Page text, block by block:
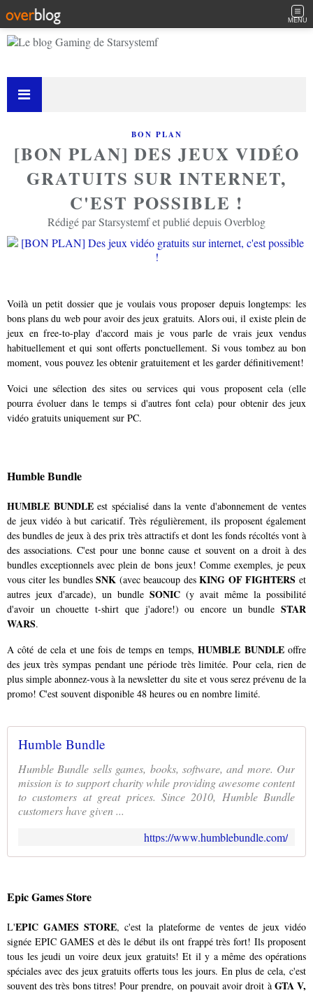
MENU
BON PLAN
[BON PLAN] DES JEUX VIDÉO
GRATUITS SUR INTERNET,
C'EST POSSIBLE !
Rédigé par Starsystemf et publié depuis Overblog
Voilà un petit dossier que je voulais vous proposer depuis longtemps: les
bons plans du web pour avoir des jeux gratuits. Alors oui, il existe plein de
jeux en free-to-play d'accord mais je vous parle de vrais jeux vendus
habituellement et qui sont offerts ponctuellement. Si vous tombez au bon
moment, vous pouvez les obtenir gratuitement et les garder définitivement!
Voici une sélection des sites ou services qui vous proposent cela (elle
pourra évoluer dans le temps si d'autres font cela) pour obtenir des jeux
vidéo gratuits uniquement sur PC.
Humble Bundle
HUMBLE BUNDLEest spécialisé dans la vente d'abonnement de ventes
de jeux vidéo à but caricatif. Très régulièrement, ils proposent également
des bundles de jeux à des prix très attractifs et dont les fonds récoltés vont à
des associations. C'est pour une bonne cause et souvent on a droit à des
bundles exceptionnels avec plein de bons jeux! Comme exemples, je peux
vous citer les bundlesSNK (avec beaucoup desKING OF FIGHTERS et
autres jeux d'arcade), un bundle SONIC (y avait même la possibilité
d'avoir un chouette t-shirt que j'adore!) ou encore un bundle STAR
WARS.
A côté de cela et une fois de temps en temps,HUMBLE BUNDLEoffre
des jeux très sympas pendant une période très limitée. Pour cela, rien de
plus simple abonnez-vous à la newsletter du site et vous serez prévenu de la
promo! C'est souvent disponible 48 heures ou en nombre limité.
Humble Bundle
Humble Bundle sells games, books, software, and more. Our
mission is to support charity while providing awesome content
to customers at great prices. Since 2010, Humble Bundle
customers have given ...
https://www.humblebundle.com/
Epic Games Store
L'EPIC GAMES STORE, c'est la plateforme de ventes de jeux vidéo
signée EPIC GAMES et dès le début ils ont frappé très fort! Ils proposent
tous les jeudi un voire deux jeux gratuits! Et il y a même des opérations
spéciales avec des jeux gratuits offerts tous les jours. En plus de cela, c'est
souvent des très bons titres! Pour prendre, on pouvait avoir droit à GTA V,